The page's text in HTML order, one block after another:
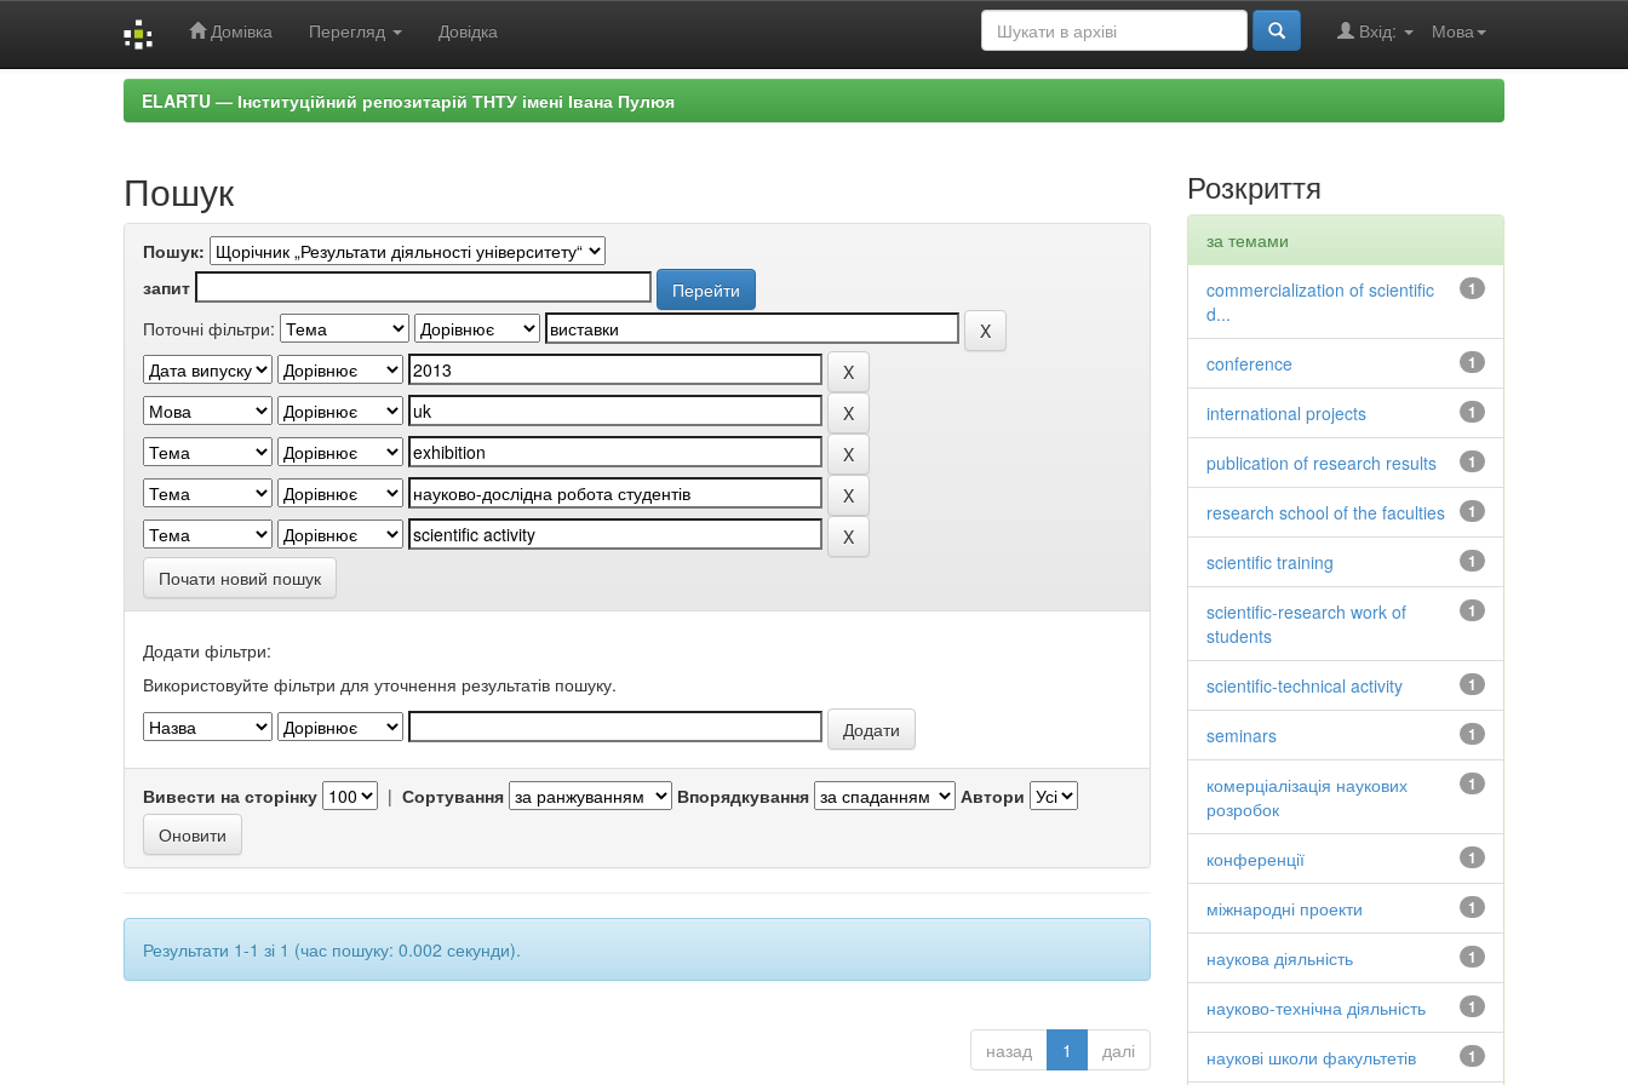
Домівка Перегляд Довідка Мова
Вхід:
ELARTU — Інституційний репозитарій ТНТУ імені Івана Пулюя
Пошук
Пошук:
запит
Поточні фільтри:
Почати новий пошук
Додати фільтри:
Використовуйте фільтри для уточнення результатів пошуку.
Вивести на сторінку | Сортування Впорядкування Автори
Результати 1-1 зі 1 (час пошуку: 0.002 секунди).
назад 1 далі
Розкриття
за темами
1
commercialization of scientific
d...
1
conference
1
international projects
1
publication of research results
1
research school of the faculties
1
scientific training
1
scientific-research work of
students
1
scientific-technical activity
1
seminars
1
комерціалізація наукових
розробок
1
конференції
1
міжнародні проекти
1
наукова діяльність
1
науково-технічна діяльність
1
наукові школи факультетів